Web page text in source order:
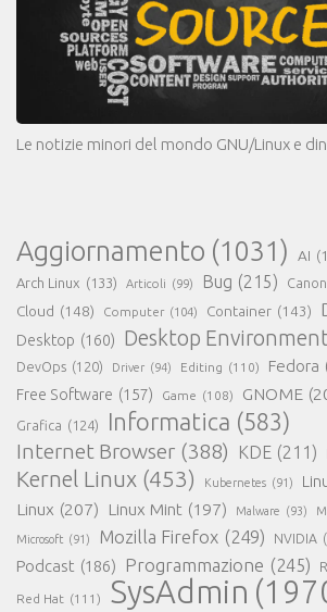
Le notizie minori del mondo GNU/Linux e
Aggiornamento (1031) AI
Arch Linux (133) Articoli (99) Bug (215)
Cloud (148) Computer (104) Container (143)
Desktop (160) Desktop
DevOps (120) Driver (94) Editing (110) Fedora
Free Software (157) Game (108) GNOME
Grafica (124) Informatica (583)
Internet Browser (388) KDE (211)
Kernel Linux (453) Kubernetes (91)
Linux (207) Linux Mint (197) Malware (93)
Microsoft (91) Mozilla Firefox (249) NVIDIA
Podcast (186) Programmazione (245)
Red Hat (111) SysAdmin